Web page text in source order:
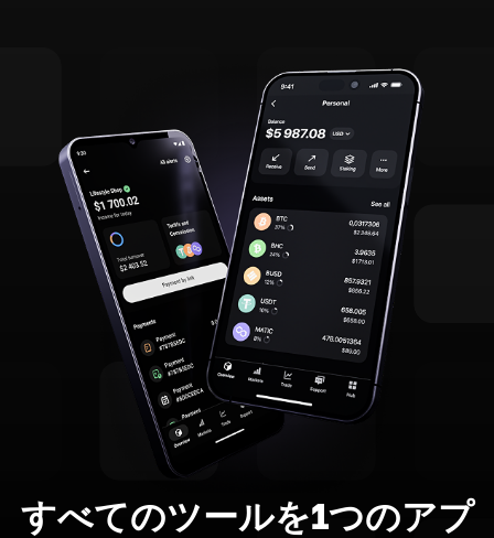
すべてのツールを1つのアプ